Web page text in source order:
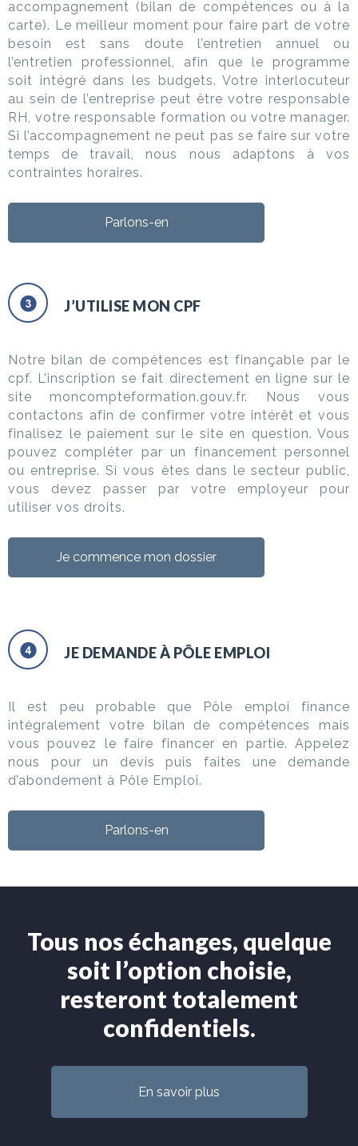
accompagnement (bilan de compétences ou à la
carte). Le meilleur moment pour faire part de votre
besoin est sans doute l’entretien annuel ou
l’entretien professionnel, afin que le programme
soit intégré dans les budgets. Votre interlocuteur
au sein de l’entreprise peut être votre responsable
RH, votre responsable formation ou votre manager.
Si l’accompagnement ne peut pas se faire sur votre
temps de travail, nous nous adaptons à vos
contraintes horaires.
Parlons-en
J’UTILISE MON CPF
Notre bilan de compétences est finançable par le
cpf. L’inscription se fait directement en ligne sur le
site moncompteformation.gouv.fr. Nous vous
contactons afin de confirmer votre intérêt et vous
finalisez le paiement sur le site en question. Vous
pouvez compléter par un financement personnel
ou entreprise. Si vous êtes dans le secteur public,
vous devez passer par votre employeur pour
utiliser vos droits.
Je commence mon dossier
JE DEMANDE À PÔLE EMPLOI
Il est peu probable que Pôle emploi finance
intégralement votre bilan de compétences mais
vous pouvez le faire financer en partie. Appelez
nous pour un devis puis faites une demande
d’abondement à Pôle Emploi.
Parlons-en
Tous nos échanges, quelque
soit l’option choisie,
resteront totalement
confidentiels.
En savoir plus